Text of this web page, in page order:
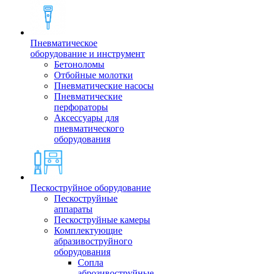
Пневматическое
оборудование и инструмент
Бетоноломы
Отбойные молотки
Пневматические насосы
Пневматические
перфораторы
Аксессуары для
пневматического
оборудования
Пескоструйное оборудование
Пескоструйные
аппараты
Пескоструйные камеры
Комплектующие
абразивоструйного
оборудования
Сопла